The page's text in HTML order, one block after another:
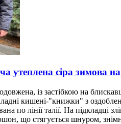
утеплена сіра зимова на
із застібкою на
кишені-"книжки" з
по лінії талії. На
що стягується шнуром,